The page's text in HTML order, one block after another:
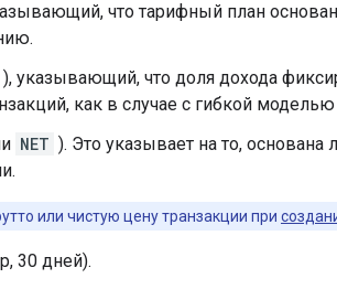
что тарифный план
), указывающий, что доля дохода
как в случае с гибкой
NET ). Это указывает на то,
или чистую цену транзакции при
30 дней).